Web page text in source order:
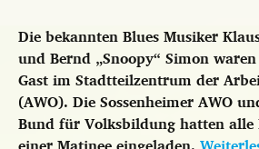
Die bekannten Blues Musiker
und Bernd „Snoopy“ Simon
Gast im Stadtteilzentrum der
(AWO). Die Sossenheimer AWO
Bund für Volksbildung hatten alle